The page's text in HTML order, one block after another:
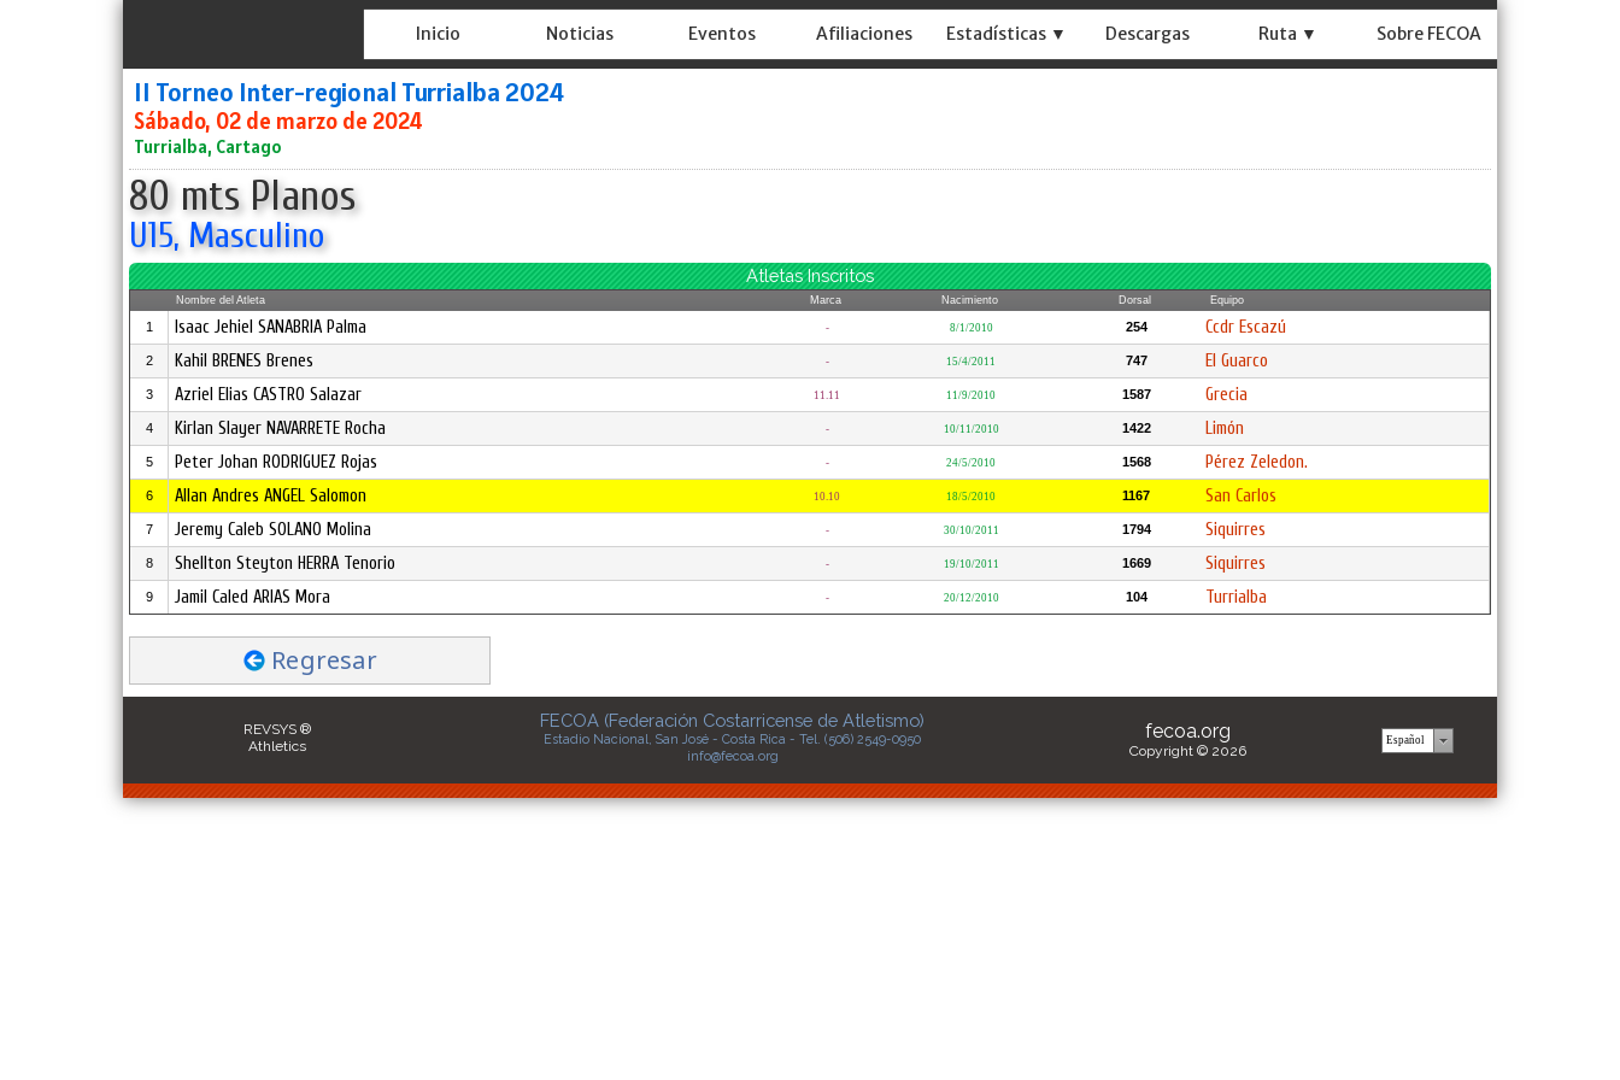
Inicio Noticias Eventos Afiliaciones Estadísticas ▼ Descargas Ruta ▼ Sobre FECOA
II Torneo Inter-regional Turrialba 2024
Sábado, 02 de marzo de 2024
Turrialba, Cartago
80 mts Planos
U15, Masculino
Atletas Inscritos
Nombre del Atleta Marca Nacimiento Dorsal Equipo
1 Isaac Jehiel SANABRIA Palma - 8/1/2010 254 Ccdr Escazú
2 Kahil BRENES Brenes - 15/4/2011 747 El Guarco
3 Azriel Elias CASTRO Salazar 11.11 11/9/2010 1587 Grecia
4 Kirlan Slayer NAVARRETE Rocha - 10/11/2010 1422 Limón
5 Peter Johan RODRIGUEZ Rojas - 24/5/2010 1568 Pérez Zeledon.
6 Allan Andres ANGEL Salomon 10.10 18/5/2010 1167 San Carlos
7 Jeremy Caleb SOLANO Molina - 30/10/2011 1794 Siquirres
8 Shellton Steyton HERRA Tenorio - 19/10/2011 1669 Siquirres
9 Jamil Caled ARIAS Mora - 20/12/2010 104 Turrialba
Regresar
REVSYS ®
Athletics
FECOA (Federación Costarricense de Atletismo)
Estadio Nacional, San José - Costa Rica - Tel. (506) 2549-0950
info@fecoa.org
fecoa.org
Copyright © 2026